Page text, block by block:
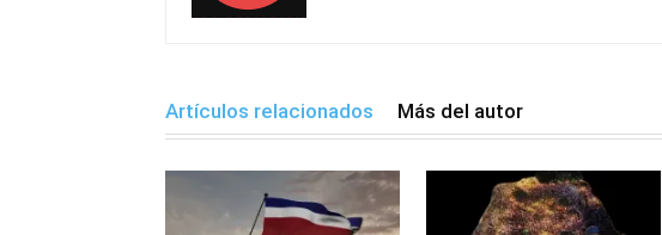
Artículos relacionados Más del autor